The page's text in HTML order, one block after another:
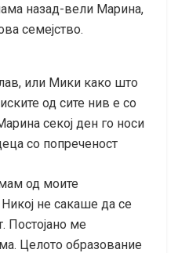
назад-вели Марина,
семејство.
или Мики како што
од сите нив е со
секој ден го носи
со попреченост
од моите
не сакаше да се
Постојано ме
Целото образование